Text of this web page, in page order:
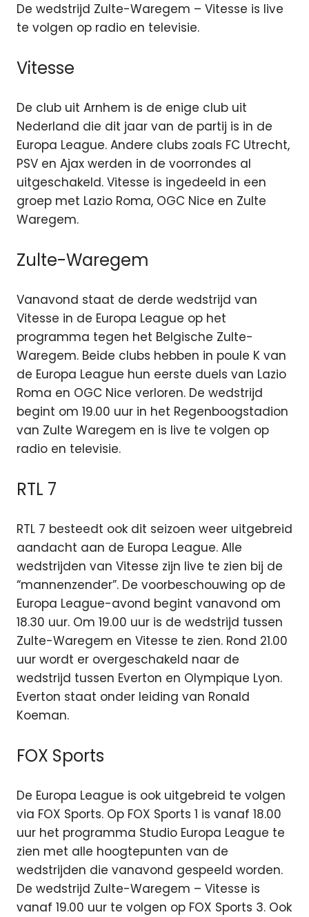
De wedstrijd Zulte-Waregem – Vitesse is live
te volgen op radio en televisie.
Vitesse
De club uit Arnhem is de enige club uit
Nederland die dit jaar van de partij is in de
Europa League. Andere clubs zoals FC Utrecht,
PSV en Ajax werden in de voorrondes al
uitgeschakeld. Vitesse is ingedeeld in een
groep met Lazio Roma, OGC Nice en Zulte
Waregem.
Zulte-Waregem
Vanavond staat de derde wedstrijd van
Vitesse in de Europa League op het
programma tegen het Belgische Zulte-
Waregem. Beide clubs hebben in poule K van
de Europa League hun eerste duels van Lazio
Roma en OGC Nice verloren. De wedstrijd
begint om 19.00 uur in het Regenboogstadion
van Zulte Waregem en is live te volgen op
radio en televisie.
RTL 7
RTL 7 besteedt ook dit seizoen weer uitgebreid
aandacht aan de Europa League. Alle
wedstrijden van Vitesse zijn live te zien bij de
“mannenzender”. De voorbeschouwing op de
Europa League-avond begint vanavond om
18.30 uur. Om 19.00 uur is de wedstrijd tussen
Zulte-Waregem en Vitesse te zien. Rond 21.00
uur wordt er overgeschakeld naar de
wedstrijd tussen Everton en Olympique Lyon.
Everton staat onder leiding van Ronald
Koeman.
FOX Sports
De Europa League is ook uitgebreid te volgen
via FOX Sports. Op FOX Sports 1 is vanaf 18.00
uur het programma Studio Europa League te
zien met alle hoogtepunten van de
wedstrijden die vanavond gespeeld worden.
De wedstrijd Zulte-Waregem – Vitesse is
vanaf 19.00 uur te volgen op FOX Sports 3. Ook